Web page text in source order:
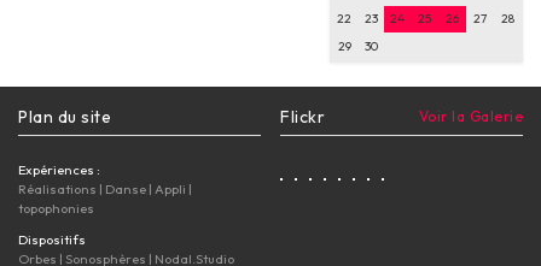
22
23 24 25 26 27
28
29
30
Plan du site
Expériences :
Réalisations | Danse | Appli |
topophonies
Dispositifs
Orbes | Sonosphères | Nodal.Studio
Flickr Voir la Galerie